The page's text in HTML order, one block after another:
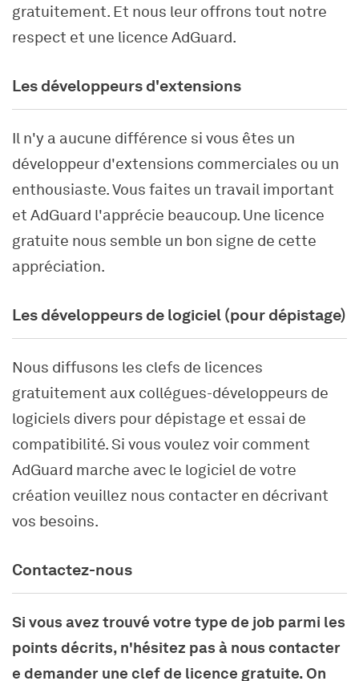
gratuitement. Et nous leur offrons tout notre
respect et une licence AdGuard.
Les développeurs d'extensions
Il n'y a aucune différence si vous êtes un
développeur d'extensions commerciales ou un
enthousiaste. Vous faites un travail important
et AdGuard l'apprécie beaucoup. Une licence
gratuite nous semble un bon signe de cette
appréciation.
Les développeurs de logiciel (pour dépistage)
Nous diffusons les clefs de licences
gratuitement aux collégues-développeurs de
logiciels divers pour dépistage et essai de
compatibilité. Si vous voulez voir comment
AdGuard marche avec le logiciel de votre
création veuillez nous contacter en décrivant
vos besoins.
Contactez-nous
Si vous avez trouvé votre type de job parmi les
points décrits, n'hésitez pas à nous contacter
e demander une clef de licence gratuite. On